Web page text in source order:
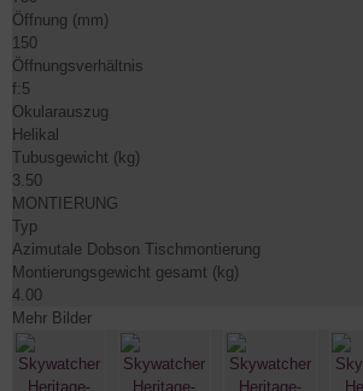
Öffnung (mm)
150
Öffnungsverhältnis
f:5
Okularauszug
Helikal
Tubusgewicht (kg)
3.50
MONTIERUNG
Typ
Azimutale Dobson Tischmontierung
Montierungsgewicht gesamt (kg)
4.00
Mehr Bilder